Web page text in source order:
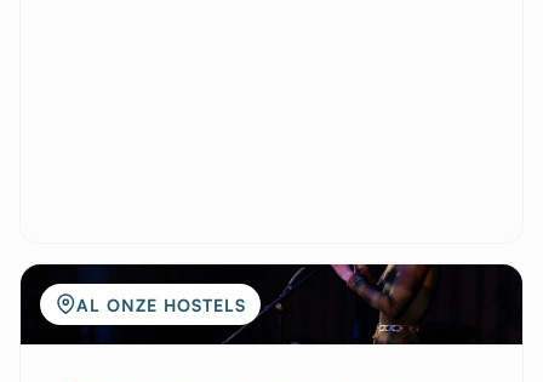
AL ONZE HOSTELS